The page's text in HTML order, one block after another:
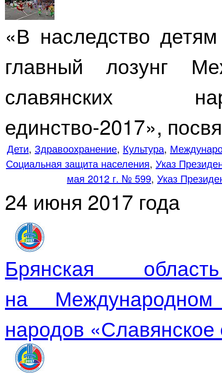
«В наследство
главный лозунг
славянских
единство-2017»,
Дети, Здравоохранение, Культура,
Социальная защита населения, Указ
мая 2012 г. № 599, Указ
24 июня 2017 года
Брянская
на
народов «Славянское